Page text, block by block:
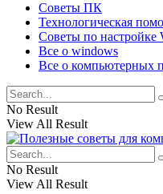
Советы ПК
Технологическая
Советы по настройке
Все о windows
Все о компьютерных
No Result
View All Result
No Result
View All Result